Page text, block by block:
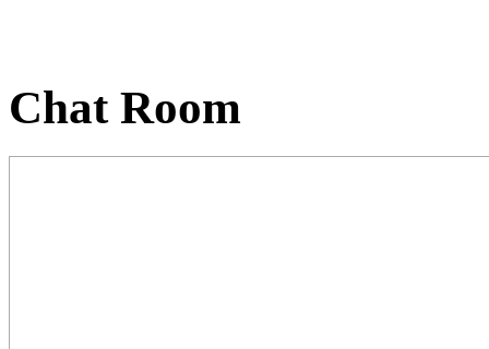
Chat Room